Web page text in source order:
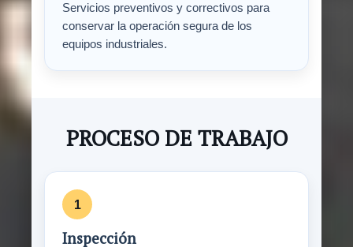
Servicios preventivos y correctivos para
conservar la operación segura de los
equipos industriales.
PROCESO DE TRABAJO
Inspección